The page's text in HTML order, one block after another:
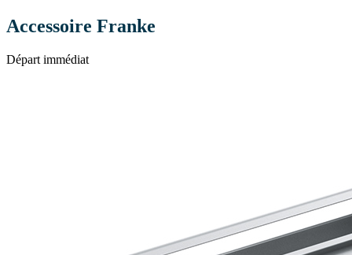
Accessoire Franke
Départ immédiat